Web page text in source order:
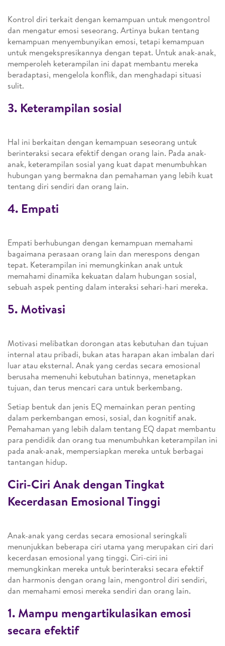
Kontrol diri terkait dengan kemampuan untuk mengontrol
dan mengatur emosi seseorang. Artinya bukan tentang
kemampuan menyembunyikan emosi, tetapi kemampuan
untuk mengekspresikannya dengan tepat. Untuk anak-anak,
memperoleh keterampilan ini dapat membantu mereka
beradaptasi, mengelola konflik, dan menghadapi situasi
sulit.
3. Keterampilan sosial
Hal ini berkaitan dengan kemampuan seseorang untuk
berinteraksi secara efektif dengan orang lain. Pada anak-
anak, keterampilan sosial yang kuat dapat menumbuhkan
hubungan yang bermakna dan pemahaman yang lebih kuat
tentang diri sendiri dan orang lain.
4. Empati
Empati berhubungan dengan kemampuan memahami
bagaimana perasaan orang lain dan merespons dengan
tepat. Keterampilan ini memungkinkan anak untuk
memahami dinamika kekuatan dalam hubungan sosial,
sebuah aspek penting dalam interaksi sehari-hari mereka.
5. Motivasi
Motivasi melibatkan dorongan atas kebutuhan dan tujuan
internal atau pribadi, bukan atas harapan akan imbalan dari
luar atau eksternal. Anak yang cerdas secara emosional
berusaha memenuhi kebutuhan batinnya, menetapkan
tujuan, dan terus mencari cara untuk berkembang.
Setiap bentuk dan jenis EQ memainkan peran penting
dalam perkembangan emosi, sosial, dan kognitif anak.
Pemahaman yang lebih dalam tentang EQ dapat membantu
para pendidik dan orang tua menumbuhkan keterampilan ini
pada anak-anak, mempersiapkan mereka untuk berbagai
tantangan hidup.
Ciri-Ciri Anak dengan Tingkat
Kecerdasan Emosional Tinggi
Anak-anak yang cerdas secara emosional seringkali
menunjukkan beberapa ciri utama yang merupakan ciri dari
kecerdasan emosional yang tinggi. Ciri-ciri ini
memungkinkan mereka untuk berinteraksi secara efektif
dan harmonis dengan orang lain, mengontrol diri sendiri,
dan memahami emosi mereka sendiri dan orang lain.
1. Mampu mengartikulasikan emosi
secara efektif